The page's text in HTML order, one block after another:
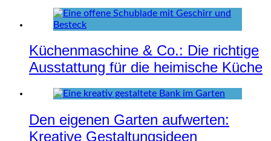
Küchenmaschine & Co.: Die richtige
Ausstattung für die heimische Küche
Den eigenen Garten aufwerten:
Kreative Gestaltungsideen